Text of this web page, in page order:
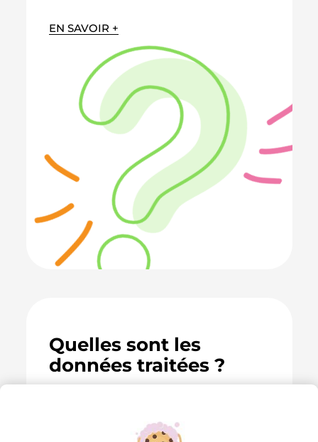
EN SAVOIR +
Quelles sont les
données traitées ?
personnelles suivantes :